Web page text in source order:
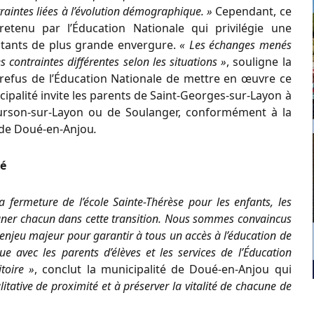
liées à l’évolution démographique. » Cependant, ce
par l’Éducation Nationale qui privilégie une
de plus grande envergure.« Les échanges menés
différentes selon les situations », souligne la
de l’Éducation Nationale de mettre en œuvre ce
invite les parents de Saint-Georges-sur-Layon à
sur-Layon ou de Soulanger, conformément à la
Doué-en-Anjou.
de l’école Sainte-Thérèse pour les enfants, les
chacun dans cette transition. Nous sommes convaincus
majeur pour garantir à tous un accès à l’éducation de
les parents d’élèves et les services de l’Éducation
», conclut la municipalité de Doué-en-Anjou qui
de proximité et à préserver la vitalité de chacune de